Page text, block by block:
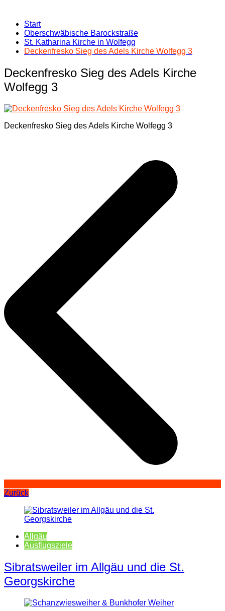
Start
Oberschwäbische Barockstraße
St. Katharina Kirche in Wolfegg
Deckenfresko Sieg des Adels Kirche Wolfegg 3
Deckenfresko Sieg des Adels Kirche
Wolfegg 3
Deckenfresko Sieg des Adels Kirche Wolfegg 3
Zurück
Allgäu
Ausflugsziele
Sibratsweiler im Allgäu und die St.
Georgskirche